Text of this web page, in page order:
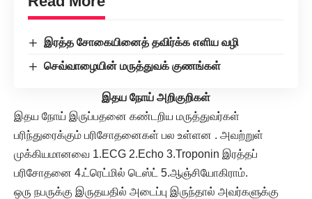
இரத்த சோகையினைத் தவிர்க்க எளிய வழி
செவ்வாழையின் மருத்துவக் குணங்கள்
இதய நோய் அறிகுறிகள்
இதய நோய் இருப்பதனை கண்டறிய மருத்துவர்கள்
பரிந்துரைக்கும் பரிசோதனைகள் பல உள்ளன . அவற்றுள்
முக்கியமானவை 1.ECG 2.Echo 3.Troponin இரத்தப்
பரிசோதனை 4.ட்ரெட்மில் டெஸ்ட் 5.ஆஞ்சியோகிராம்.
ஒரு நபருக்கு இருதயதில் அடைப்பு இருந்தால் அவர்களுக்கு